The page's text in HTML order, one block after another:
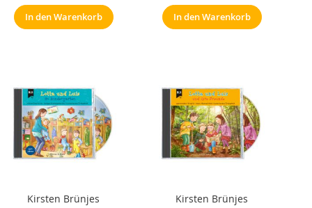
In den Warenkorb In den Warenkorb
Kirsten Brünjes
Kirsten Brünjes